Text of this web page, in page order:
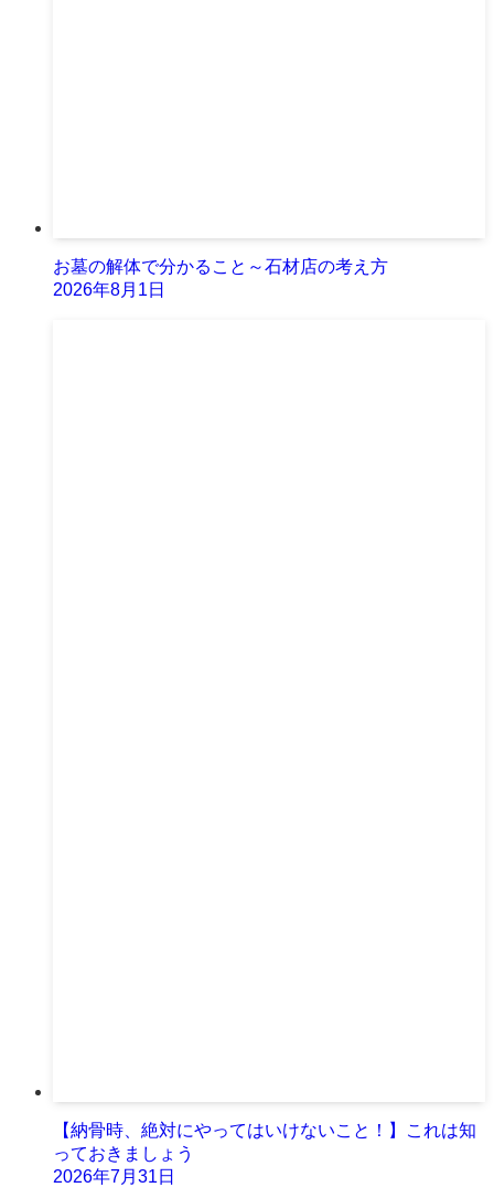
お墓の解体で分かること～石材店の考え方
2026年8月1日
【納骨時、絶対にやってはいけないこと！】これは知
っておきましょう
2026年7月31日